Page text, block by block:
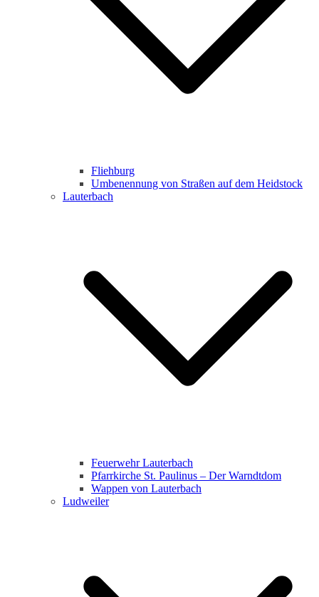
Fliehburg
Umbenennung von Straßen auf dem Heidstock
Lauterbach
Feuerwehr Lauterbach
Pfarrkirche St. Paulinus – Der Warndtdom
Wappen von Lauterbach
Ludweiler